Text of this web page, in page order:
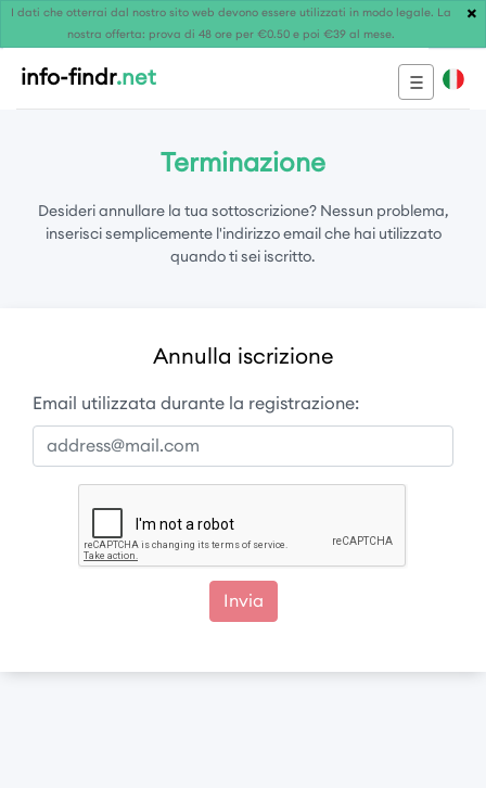
I dati che otterrai dal nostro sito web devono essere utilizzati in modo legale. La
nostra offerta: prova di 48 ore per €0.50 e poi €39 al mese.
×
info-findr.net
Terminazione
Desideri annullare la tua sottoscrizione? Nessun problema,
inserisci semplicemente l'indirizzo email che hai utilizzato
quando ti sei iscritto.
Annulla iscrizione
Email utilizzata durante la registrazione: